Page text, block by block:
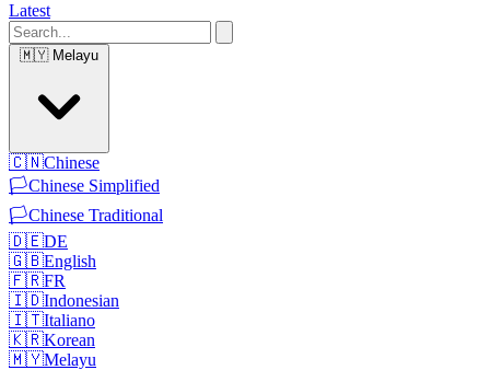
Latest
🇲🇾 Melayu
🇨🇳Chinese
🏳️Chinese Simplified
🏳️Chinese Traditional
🇩🇪DE
🇬🇧English
🇫🇷FR
🇮🇩Indonesian
🇮🇹Italiano
🇰🇷Korean
🇲🇾Melayu